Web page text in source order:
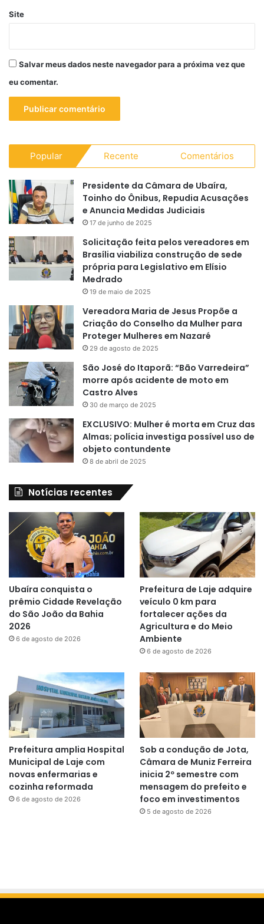
Site
Salvar meus dados neste navegador para a próxima vez que
eu comentar.
Popular Recente Comentários
Presidente da Câmara de Ubaíra,
Toinho do Ônibus, Repudia Acusações
e Anuncia Medidas Judiciais
17 de junho de 2025
Solicitação feita pelos vereadores em
Brasília viabiliza construção de sede
própria para Legislativo em Elísio
Medrado
19 de maio de 2025
Vereadora Maria de Jesus Propõe a
Criação do Conselho da Mulher para
Proteger Mulheres em Nazaré
29 de agosto de 2025
São José do Itaporã: “Bão Varredeira”
morre após acidente de moto em
Castro Alves
30 de março de 2025
EXCLUSIVO: Mulher é morta em Cruz das
Almas; polícia investiga possível uso de
objeto contundente
8 de abril de 2025
Notícias recentes
Ubaíra conquista o
prêmio Cidade Revelação
do São João da Bahia
2026
6 de agosto de 2026
Prefeitura de Laje adquire
veículo 0 km para
fortalecer ações da
Agricultura e do Meio
Ambiente
6 de agosto de 2026
Prefeitura amplia Hospital
Municipal de Laje com
novas enfermarias e
cozinha reformada
6 de agosto de 2026
Sob a condução de Jota,
Câmara de Muniz Ferreira
inicia 2º semestre com
mensagem do prefeito e
foco em investimentos
5 de agosto de 2026